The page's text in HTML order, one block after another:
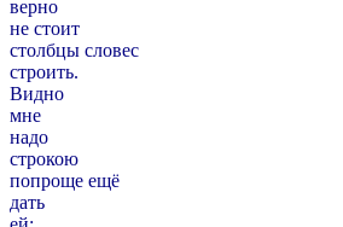
верно
не стоит
столбцы словес
строить.
Видно
мне
надо
строкою
попроще ещё
дать